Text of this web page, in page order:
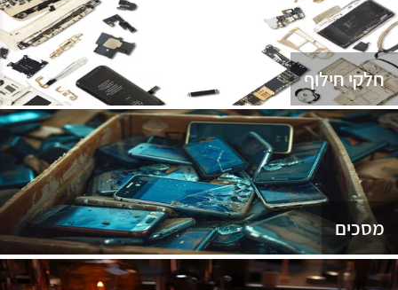
חלקי חילוף
מסכים